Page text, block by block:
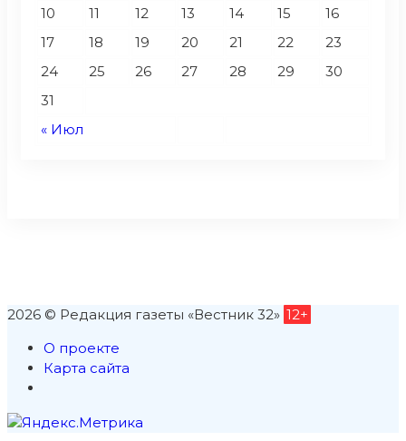
« Июл
10
11 12 13 14 15
16
17
18 19 20 21 22
23
24
25 26 27 28 29
30
31
2026 © Редакция газеты «Вестник 32» 12+
О проекте
Карта сайта